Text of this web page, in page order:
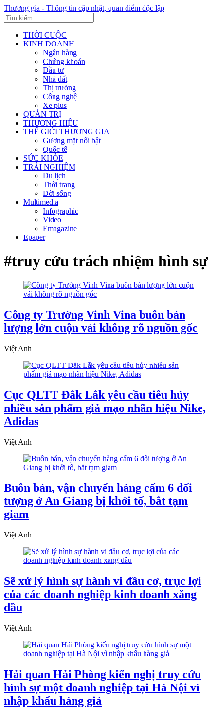
Thương gia - Thông tin cập nhật, quan điểm độc lập
THỜI CUỘC
KINH DOANH
Ngân hàng
Chứng khoán
Đầu tư
Nhà đất
Thị trường
Công nghệ
Xe plus
QUẢN TRỊ
THƯƠNG HIỆU
THẾ GIỚI THƯƠNG GIA
Gương mặt nổi bật
Quốc tế
SỨC KHỎE
TRẢI NGHIỆM
Du lịch
Thời trang
Đời sống
Multimedia
Infographic
Video
Emagazine
Epaper
#truy cứu trách nhiệm hình sự
Công ty Trường Vinh Vina buôn bán
lượng lớn cuộn vải không rõ nguồn gốc
Việt Anh
Cục QLTT Đắk Lắk yêu cầu tiêu hủy
nhiều sản phẩm giả mạo nhãn hiệu Nike,
Adidas
Việt Anh
Buôn bán, vận chuyển hàng cấm 6 đối
tượng ở An Giang bị khởi tố, bắt tạm
giam
Việt Anh
Sẽ xử lý hình sự hành vi đầu cơ, trục lợi
của các doanh nghiệp kinh doanh xăng
dầu
Việt Anh
Hải quan Hải Phòng kiến nghị truy cứu
hình sự một doanh nghiệp tại Hà Nội vì
nhập khẩu hàng giả